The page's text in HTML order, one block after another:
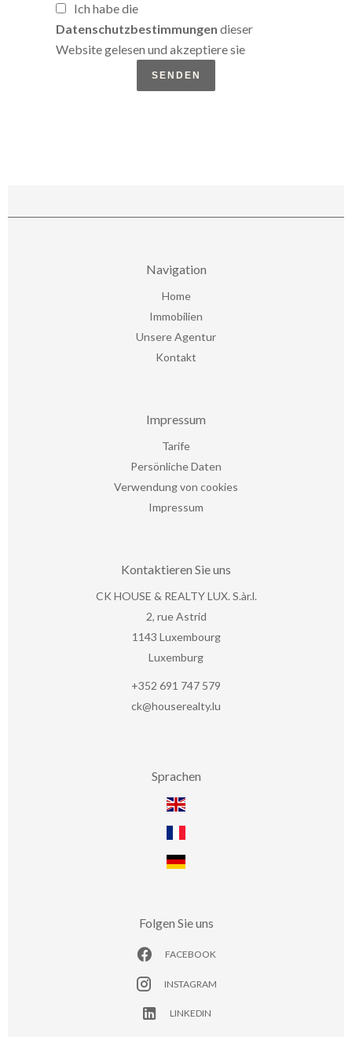
Ich habe die
Datenschutzbestimmungen dieser
Website gelesen und akzeptiere sie
SENDEN
Navigation
Home
Immobilien
Unsere Agentur
Kontakt
Impressum
Tarife
Persönliche Daten
Verwendung von cookies
Impressum
Kontaktieren Sie uns
CK HOUSE & REALTY LUX. S.àr.l.
2, rue Astrid
1143 Luxembourg
Luxemburg
+352 691 747 579
ck@houserealty.lu
Sprachen
Folgen Sie uns
FACEBOOK
INSTAGRAM
LINKEDIN